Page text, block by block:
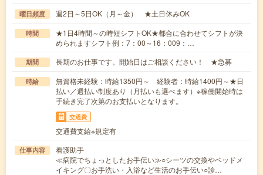
曜日頻度 週2日～5日OK（月～金） ★土日休みOK
時間
★1日4時間～の時短シフトOK★都合に合わせてシフトが決
められますシフト例：7：00～16：009：…
期間 長期のお仕事です。開始日はご相談ください！ ★急募
時給
無資格未経験：時給1350円～ 経験者：時給1400円～★日
払い／週払い制度あり（月払いも選べます）※稼働開始時は
手続き完了次第のお支払いとなります。
交通費
交通費支給※規定有
仕事内容
看護助手
≪病院でちょっとしたお手伝い≫○シーツの交換やベッドメ
イキング〇お手洗い・入浴など生活のお手伝い○診…